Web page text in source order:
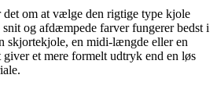
det om at vælge den rigtige type kjole
og afdæmpede farver fungerer bedst i
skjortekjole, en midi-længde eller en
et mere formelt udtryk end en løs